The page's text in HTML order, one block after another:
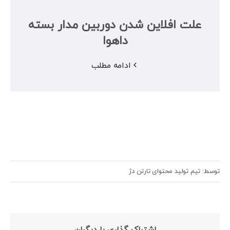
علت افلاین شدن دوربین مدار بسته
داهوا
ادامه مطلب
توسط: تیم تولید محتوای تارتن دژ